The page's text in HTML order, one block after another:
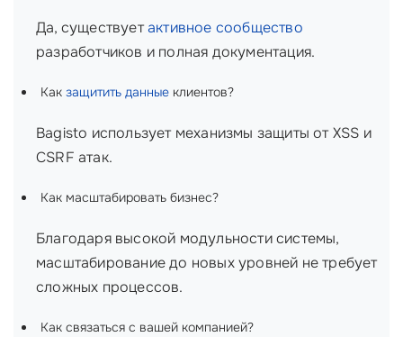
Да, существуетактивное сообщество
разработчиков и полная документация.
Как защитить данные клиентов?
Bagisto использует механизмы защиты от XSS и
CSRF атак.
Как масштабировать бизнес?
Благодаря высокой модульности системы,
масштабирование до новых уровней не требует
сложных процессов.
Как связаться с вашей компанией?